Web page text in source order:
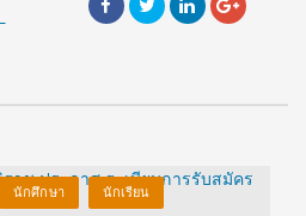
นักศึกษา นักเรียน